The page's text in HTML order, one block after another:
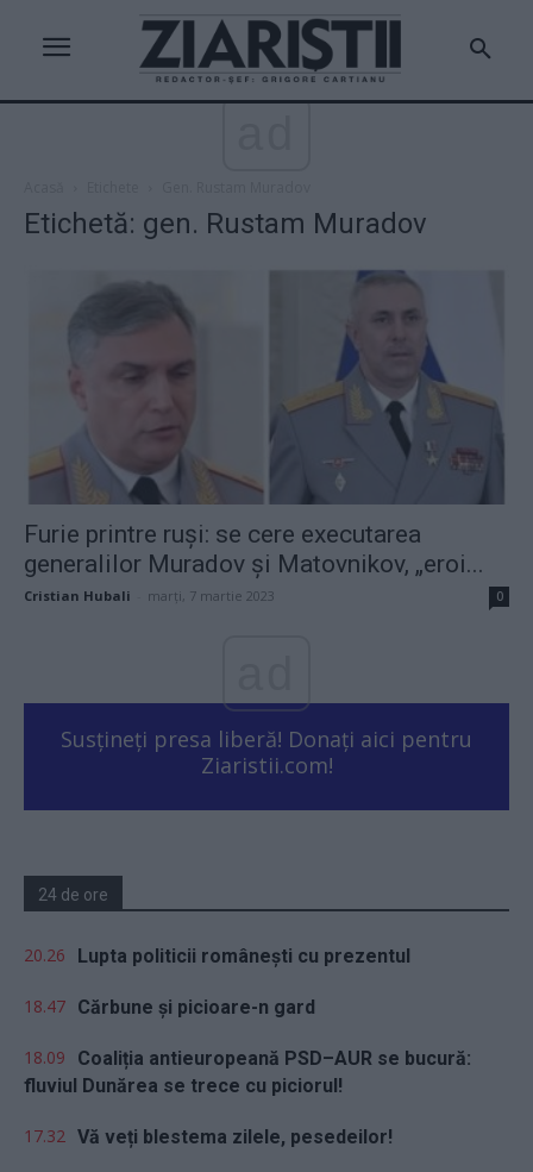
Etichetă: gen. Rustam Muradov
Furie printre ruși: se cere executarea
generalilor Muradov și Matovnikov, „eroi...
Cristian Hubali marți, 7 martie 2023 0
Susțineți presa liberă! Donați aici pentru
Ziaristii.com!
24 de ore
20.26 Lupta politicii românești cu prezentul
18.47 Cărbune și picioare-n gard
18.09
Coaliția antieuropeană PSD–AUR se bucură:
fluviul Dunărea se trece cu piciorul!
17.32 Vă veți blestema zilele, pesedeilor!